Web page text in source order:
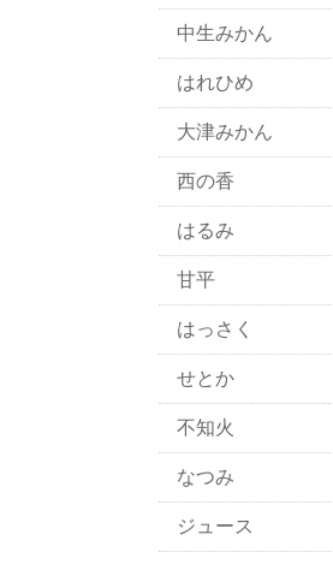
中生みかん
はれひめ
大津みかん
西の香
はるみ
甘平
はっさく
せとか
不知火
なつみ
ジュース